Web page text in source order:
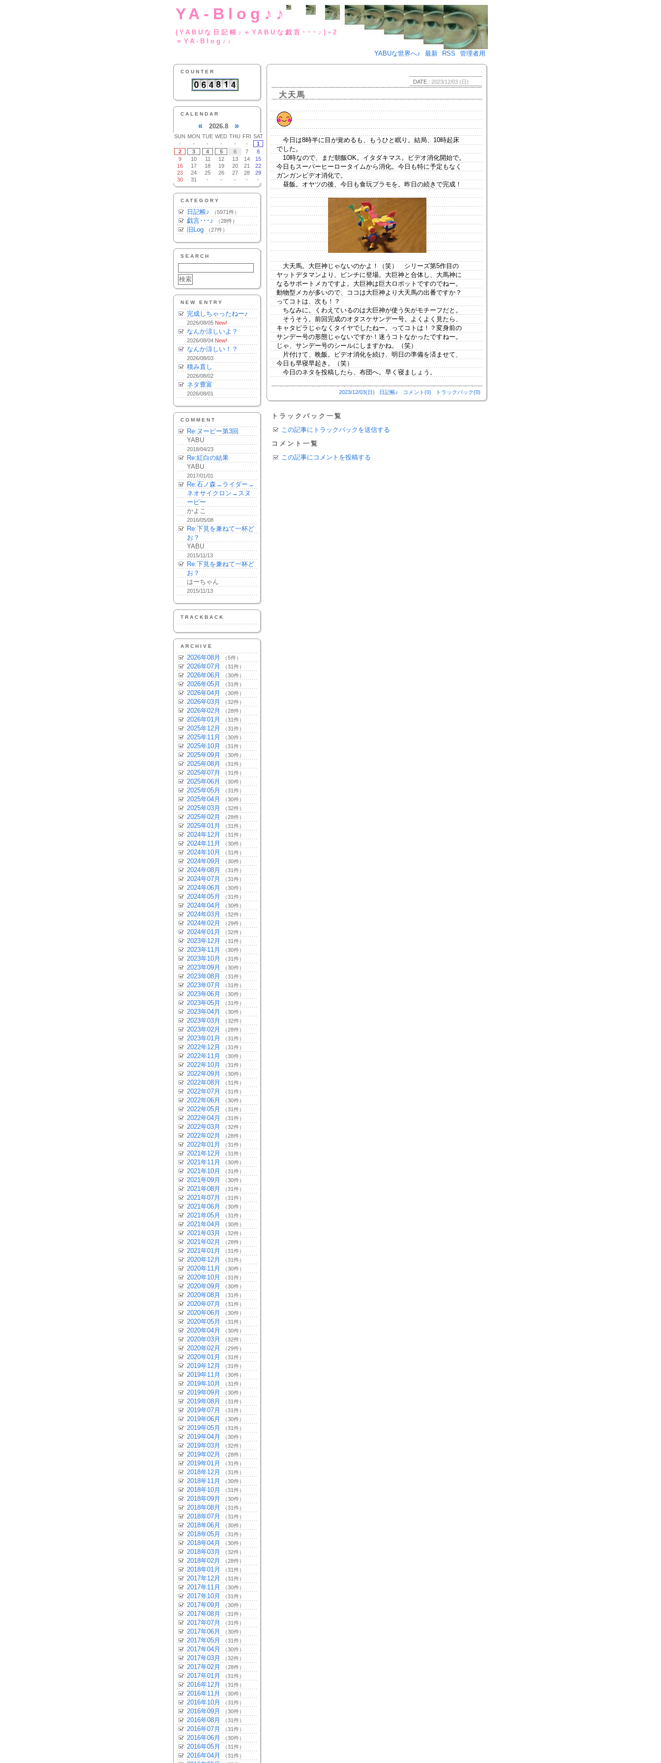
YA-Blog♪♪
(YABUな日記帳♪＋YABUな戯言･･･♪)÷2
＝YA-Blog♪♪
YABUな世界へ♪
最新 RSS 管理者用
COUNTER
CALENDAR
« 2026.8 »
SUN MON TUE WED THU FRI SAT
-
- - - - -
1
2
3 4 5 6 7
8
9
10 11 12 13 14
15
16
17 18 19 20 21
22
23
24 25 26 27 28
29
30
31 - - - - -
CATEGORY
日記帳♪ （5971件）
戯言･･･♪ （28件）
旧Log （27件）
SEARCH
NEW ENTRY
完成しちゃったねー♪
2026/08/05 New!
なんか涼しいよ？
2026/08/04 New!
なんか涼しい！？
2026/08/03
積み直し
2026/08/02
ネタ豊富
2026/08/01
COMMENT
Re:ヌーピー第3回
YABU
2018/04/23
Re:紅白の結果
YABU
2017/01/01
Re:石ノ森→ライダー→
ネオサイクロン→スヌ
ーピー
かよこ
2016/05/08
Re:下見を兼ねて一杯ど
お？
YABU
2015/11/13
Re:下見を兼ねて一杯ど
お？
はーちゃん
2015/11/13
TRACKBACK
ARCHIVE
2026年08月 （5件）
2026年07月 （31件）
2026年06月 （30件）
2026年05月 （31件）
2026年04月 （30件）
2026年03月 （32件）
2026年02月 （28件）
2026年01月 （31件）
2025年12月 （31件）
2025年11月 （30件）
2025年10月 （31件）
2025年09月 （30件）
2025年08月 （31件）
2025年07月 （31件）
2025年06月 （30件）
2025年05月 （31件）
2025年04月 （30件）
2025年03月 （32件）
2025年02月 （28件）
2025年01月 （31件）
2024年12月 （31件）
2024年11月 （30件）
2024年10月 （31件）
2024年09月 （30件）
2024年08月 （31件）
2024年07月 （31件）
2024年06月 （30件）
2024年05月 （31件）
2024年04月 （30件）
2024年03月 （32件）
2024年02月 （29件）
2024年01月 （32件）
2023年12月 （31件）
2023年11月 （30件）
2023年10月 （31件）
2023年09月 （30件）
2023年08月 （31件）
2023年07月 （31件）
2023年06月 （30件）
2023年05月 （31件）
2023年04月 （30件）
2023年03月 （32件）
2023年02月 （28件）
2023年01月 （31件）
2022年12月 （31件）
2022年11月 （30件）
2022年10月 （31件）
2022年09月 （30件）
2022年08月 （31件）
2022年07月 （31件）
2022年06月 （30件）
2022年05月 （31件）
2022年04月 （31件）
2022年03月 （32件）
2022年02月 （28件）
2022年01月 （31件）
2021年12月 （31件）
2021年11月 （30件）
2021年10月 （31件）
2021年09月 （30件）
2021年08月 （31件）
2021年07月 （31件）
2021年06月 （30件）
2021年05月 （31件）
2021年04月 （30件）
2021年03月 （32件）
2021年02月 （28件）
2021年01月 （31件）
2020年12月 （31件）
2020年11月 （30件）
2020年10月 （31件）
2020年09月 （30件）
2020年08月 （31件）
2020年07月 （31件）
2020年06月 （30件）
2020年05月 （31件）
2020年04月 （30件）
2020年03月 （32件）
2020年02月 （29件）
2020年01月 （31件）
2019年12月 （31件）
2019年11月 （30件）
2019年10月 （31件）
2019年09月 （30件）
2019年08月 （31件）
2019年07月 （31件）
2019年06月 （30件）
2019年05月 （31件）
2019年04月 （30件）
2019年03月 （32件）
2019年02月 （28件）
2019年01月 （31件）
2018年12月 （31件）
2018年11月 （30件）
2018年10月 （31件）
2018年09月 （30件）
2018年08月 （31件）
2018年07月 （31件）
2018年06月 （30件）
2018年05月 （31件）
2018年04月 （30件）
2018年03月 （32件）
2018年02月 （28件）
2018年01月 （31件）
2017年12月 （31件）
2017年11月 （30件）
2017年10月 （31件）
2017年09月 （30件）
2017年08月 （31件）
2017年07月 （31件）
2017年06月 （30件）
2017年05月 （31件）
2017年04月 （30件）
2017年03月 （32件）
2017年02月 （28件）
2017年01月 （31件）
2016年12月 （31件）
2016年11月 （30件）
2016年10月 （31件）
2016年09月 （30件）
2016年08月 （31件）
2016年07月 （31件）
2016年06月 （30件）
2016年05月 （31件）
2016年04月 （31件）
DATE : 2023/12/03 (日)
大天馬
今日は8時半に目が覚めるも、もうひと眠り。結局、10時起床
でした。
10時なので、まだ朝飯OK。イタダキマス。ビデオ消化開始で。
今日もスーパーヒーロータイムから消化。今日も特に予定もなく
ガンガンビデオ消化で。
昼飯。オヤツの後、今日も食玩プラモを。昨日の続きで完成！
大天馬。大巨神じゃないのかよ！（笑） シリーズ第5作目の
ヤットデタマンより、ピンチに登場。大巨神と合体し、大馬神に
なるサポートメカですよ。大巨神は巨大ロボットですのでねー。
動物型メカが多いので、ココは大巨神より大天馬の出番ですか？
ってコトは、次も！？
ちなみに。くわえているのは大巨神が使う矢がモチーフだと。
そうそう。前回完成のオタスケサンデー号。よくよく見たら、
キャタピラじゃなくタイヤでしたねー。ってコトは！？変身前の
サンデー号の形態じゃないですか！迷うコトなかったですねー。
じゃ、サンデー号のシールにしますかね。（笑）
片付けて、晩飯。ビデオ消化を続け、明日の準備を済ませて、
今日も早寝早起き。（笑）
今日のネタを投稿したら、布団へ。早く寝ましょう。
2023/12/03(日) 日記帳♪ コメント(0) トラックバック(0)
トラックバック一覧
この記事にトラックバックを送信する
コメント一覧
この記事にコメントを投稿する